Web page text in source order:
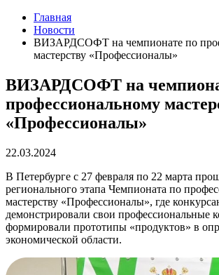
Главная
Новости
ВИЗАРДСОФТ на чемпионате по
мастерству «Профессионалы»
ВИЗАРДСОФТ на
профессиональному
«Профессионалы»
22.03.2024
В Петербурге с 27 февраля по 22 марта
регионального этапа Чемпионата по
мастерству «Профессионалы», где
демонстрировали свои профессиональные
формировали прототипы «продуктов» в
экономической области.